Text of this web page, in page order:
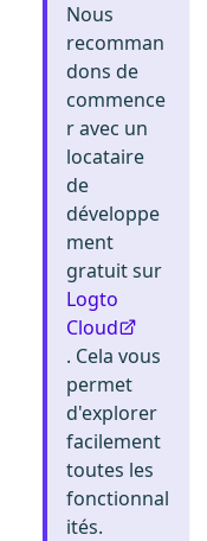
Nous
recomman
dons de
commence
r avec un
locataire
de
développe
ment
gratuit sur
Logto
Cloud
. Cela vous
permet
d'explorer
facilement
toutes les
fonctionnal
ités.